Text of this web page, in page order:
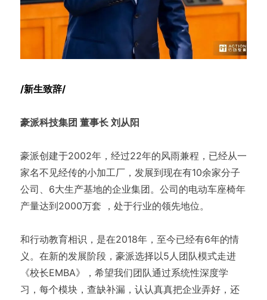
/新生致辞/
豪派科技集团 董事长 刘从阳
豪派创建于2002年，经过22年的风雨兼程，已经从一
家名不见经传的小加工厂，发展到现在有10余家分子
公司、6大生产基地的企业集团。公司的电动车座椅年
产量达到2000万套 ，处于行业的领先地位。
和行动教育相识，是在2018年，至今已经有6年的情
义。在新的发展阶段，豪派选择以5人团队模式走进
《校长EMBA》，希望我们团队通过系统性深度学
习，每个模块，查缺补漏，认认真真把企业弄好，还